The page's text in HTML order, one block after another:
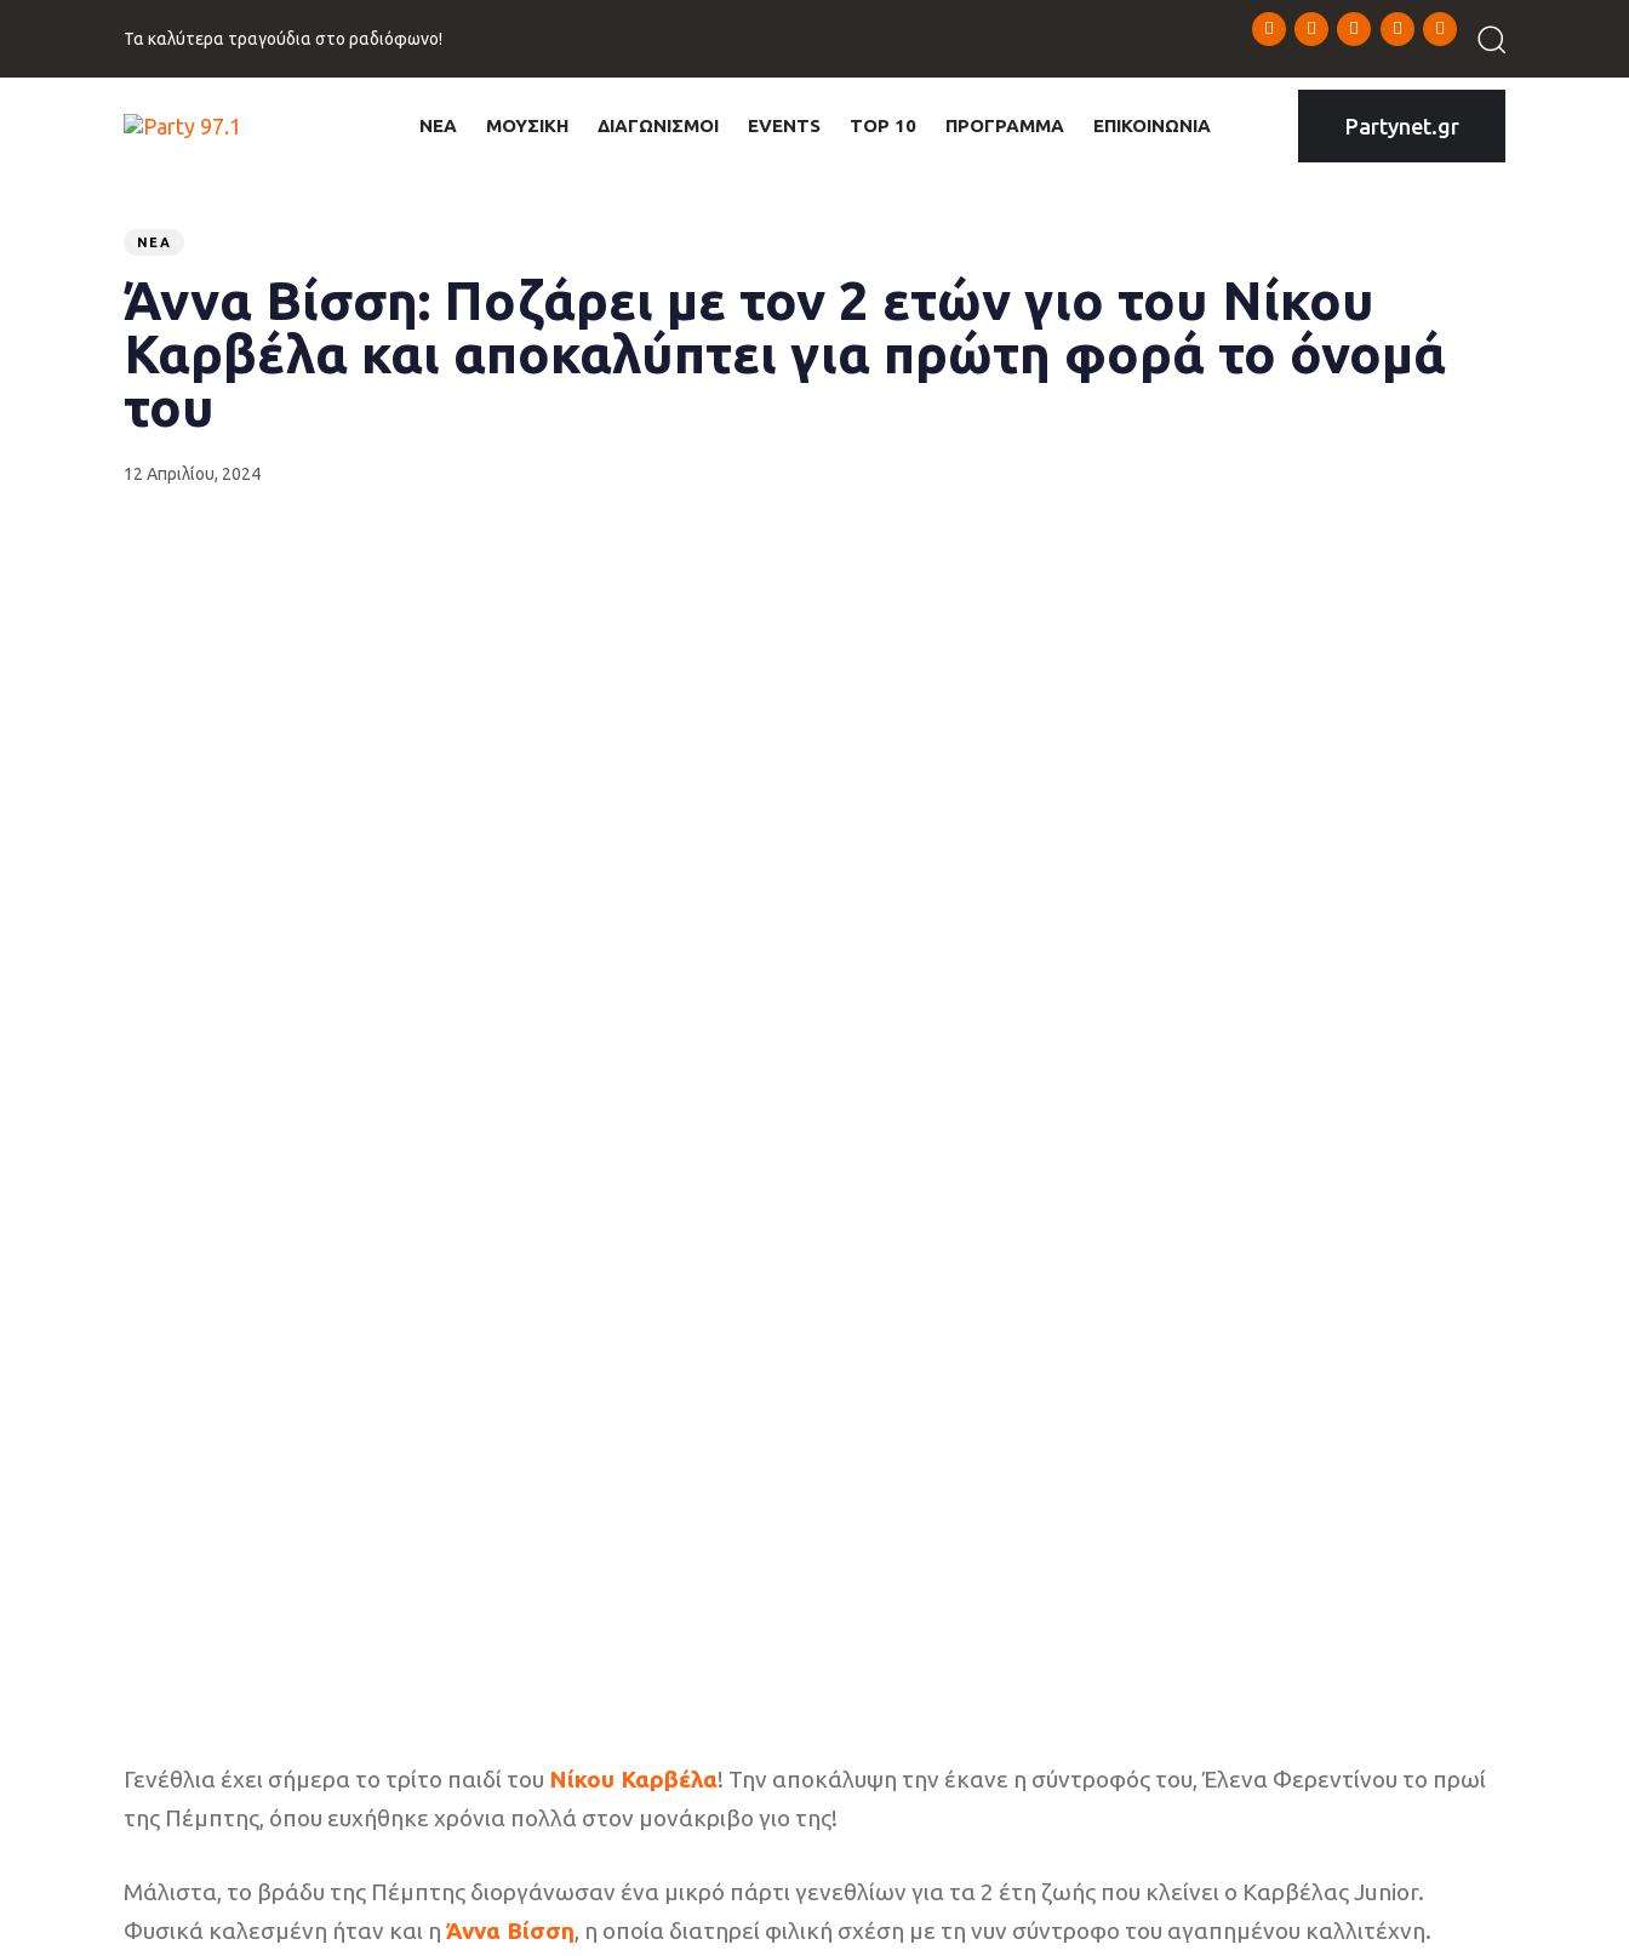
navigation
Τα καλύτερα τραγούδια στο ραδιόφωνο!
ΝΕΑ ΜΟΥΣΙΚΗ ΔΙΑΓΩΝΙΣΜΟΙ EVENTS TOP 10 ΠΡΟΓΡΑΜΜΑ ΕΠΙΚΟΙΝΩΝΙΑ Partynet.gr
ΝΈΑ
Άννα Βίσση: Ποζάρει με τον 2 ετών γιο του Νίκου
Καρβέλα και αποκαλύπτει για πρώτη φορά το όνομά
του
on:
12 Απριλίου, 2024
Γενέθλια έχει σήμερα το τρίτο παιδί του Νίκου Καρβέλα! Την αποκάλυψη την έκανε η σύντροφός του, Έλενα Φερεντίνου το πρωί
της Πέμπτης, όπου ευχήθηκε χρόνια πολλά στον μονάκριβο γιο της!
Μάλιστα, το βράδυ της Πέμπτης διοργάνωσαν ένα μικρό πάρτι γενεθλίων για τα 2 έτη ζωής που κλείνει ο Καρβέλας Junior.
Φυσικά καλεσμένη ήταν και η Άννα Βίσση, η οποία διατηρεί φιλική σχέση με τη νυν σύντροφο του αγαπημένου καλλιτέχνη.